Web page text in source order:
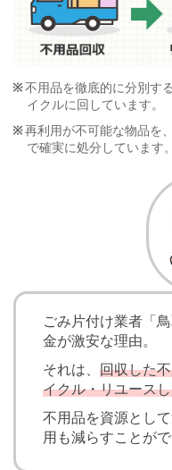
不用品を徹底的に分別す
イクルに回しています。
再利用が不可能な物品を
で確実に処分しています。
ごみ片付け業者「
金が激安な理由。
それは、 回収した
イクル・リユース
不用品を資源とし
用も減らすことが